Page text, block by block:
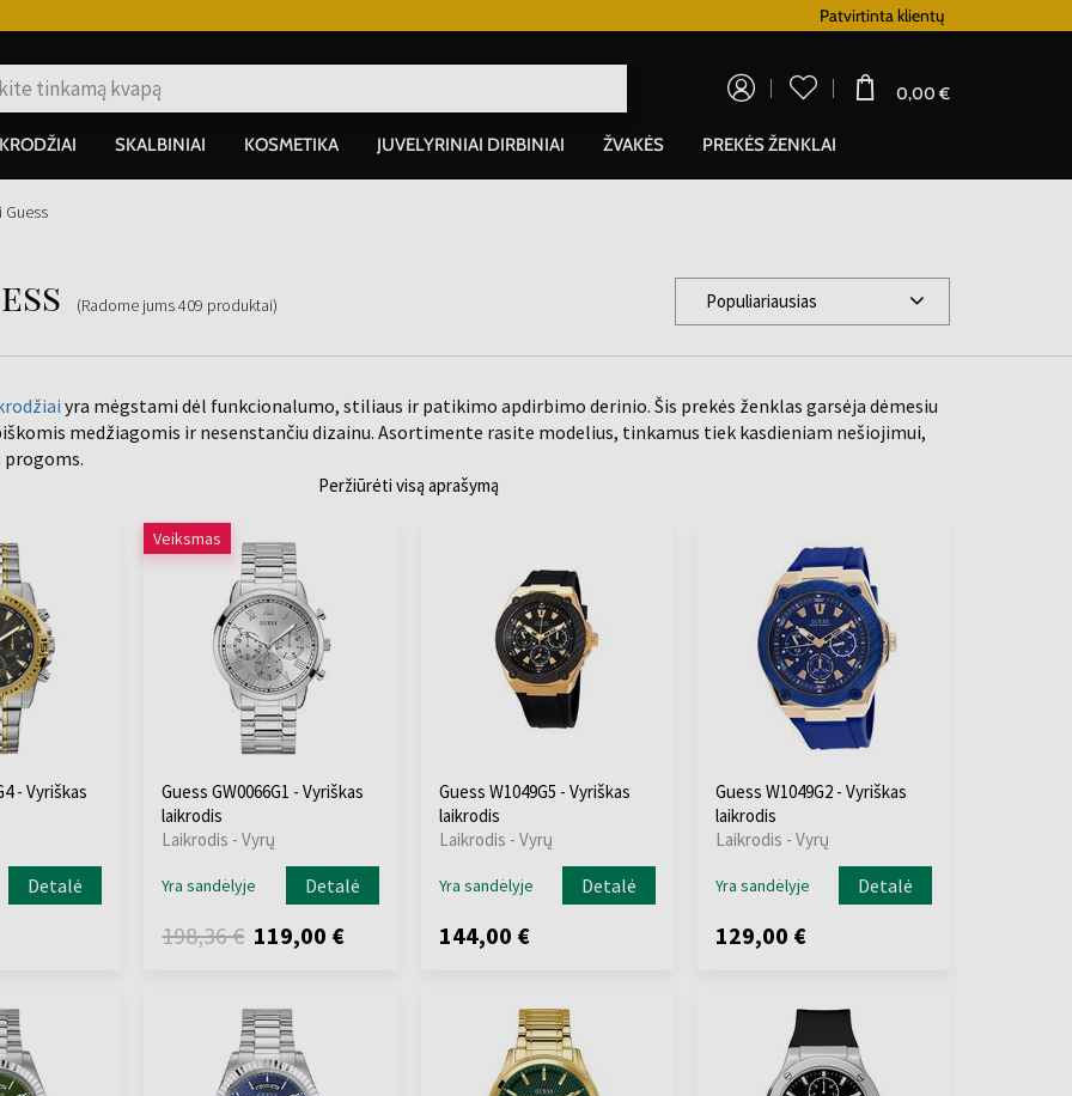
Patvirtinta klientų
0,00 €
SKALBINIAI KOSMETIKA JUVELYRINIAI DIRBINIAI ŽVAKĖS PREKĖS ŽENKLAI
Guess
(Radome jums409 produktai) Populiariausias
yra mėgstami dėl funkcionalumo, stiliaus ir patikimo apdirbimo derinio. Šis prekės ženklas garsėja dėmesiu
medžiagomis ir nesenstančiu dizainu. Asortimente rasite modelius, tinkamus tiek kasdieniam nešiojimui,
Peržiūrėti visą aprašymą
- Vyriškas
Detalė
Veiksmas
Guess GW0066G1 - Vyriškas
laikrodis
Laikrodis - Vyrų
Yra sandėlyje Detalė
198,36 € 119,00 €
Guess W1049G5 - Vyriškas
laikrodis
Laikrodis - Vyrų
Yra sandėlyje Detalė
144,00 €
Guess W1049G2 - Vyriškas
laikrodis
Laikrodis - Vyrų
Yra sandėlyje Detalė
129,00 €